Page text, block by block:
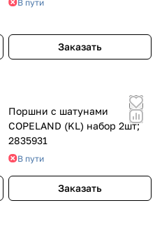
В пути
Заказать
Поршни с шатунами
COPELAND (KL) набор 2шт;
2835931
В пути
Заказать